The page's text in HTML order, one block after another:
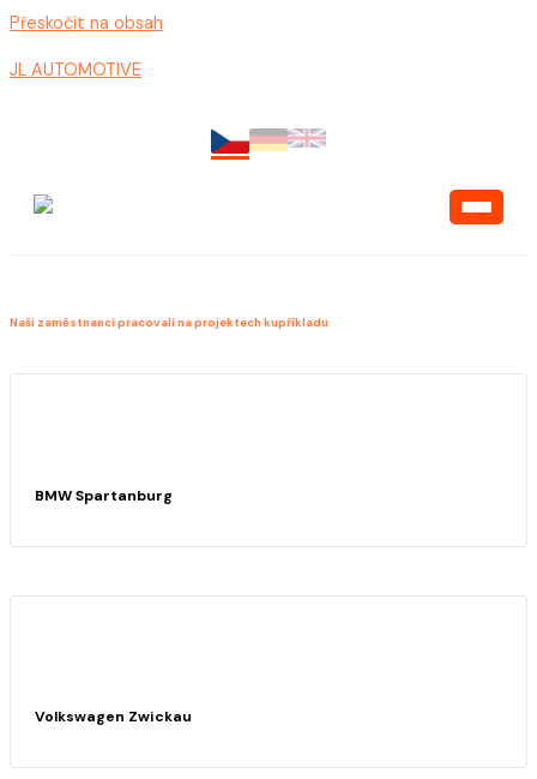
Přeskočit na obsah
JL AUTOMOTIVE
Naši zaměstnanci pracovali na projektech kupříkladu
BMW Spartanburg
Volkswagen Zwickau